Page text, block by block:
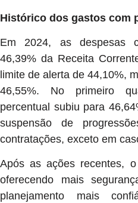
Histórico dos gastos com
Em 2024, as despesas
46,39% da Receita
limite de alerta de 44,10%,
46,55%. No primeiro
percentual subiu para
suspensão de
contratações, exceto em
Após as ações recentes,
oferecendo mais
planejamento mais